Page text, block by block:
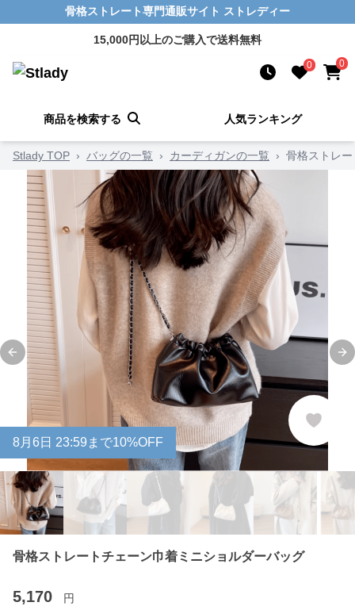
骨格ストレート専門通販サイト ストレディー
15,000円以上のご購入で送料無料
0 0
商品を検索する 人気ランキング
Stlady TOP › バッグの一覧 › カーディガンの一覧 › 骨格ストレ
Previous slide
8月 6 日 23:59まで10%OFF
骨格ストレートチェーン巾着ミニショルダーバッグ
5,170 円